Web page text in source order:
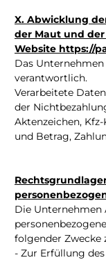
X. Abwicklung
der Maut und
Website https://
Das
verantwortlich.
Verarbeitete
der
Aktenzeichen,
und Betrag,
Die Unternehmen
folgender Zwecke
- Zur Erfüllung